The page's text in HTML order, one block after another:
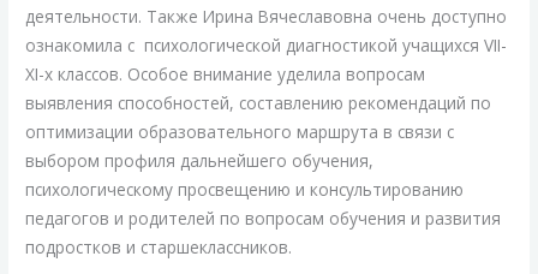
деятельности. Также Ирина Вячеславовна очень доступно
ознакомила с психологической диагностикой учащихся VII-
XI-х классов. Особое внимание уделила вопросам
выявления способностей, составлению рекомендаций по
оптимизации образовательного маршрута в связи с
выбором профиля дальнейшего обучения,
психологическому просвещению и консультированию
педагогов и родителей по вопросам обучения и развития
подростков и старшеклассников.